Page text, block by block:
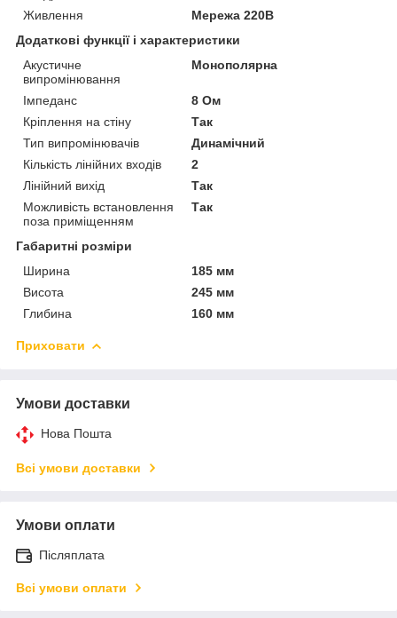
Живлення
Мережа 220В
Додаткові функції і характеристики
Акустичне
випромінювання
Монополярна
Імпеданс
8 Ом
Кріплення на стіну
Так
Тип випромінювачів
Динамічний
Кількість лінійних входів
2
Лінійний вихід
Так
Можливість встановлення
поза приміщенням
Так
Габаритні розміри
Ширина
185 мм
Висота
245 мм
Глибина
160 мм
Приховати
Умови доставки
Нова Пошта
Всі умови доставки
Умови оплати
Післяплата
Всі умови оплати